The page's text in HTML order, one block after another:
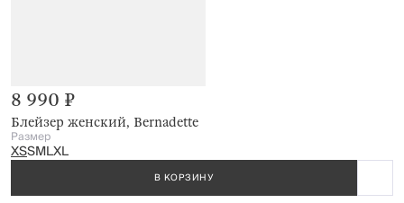
Блейзер женский, Bernadette
8 990 ₽
Размер
XSSMLXL
В КОРЗИНУ